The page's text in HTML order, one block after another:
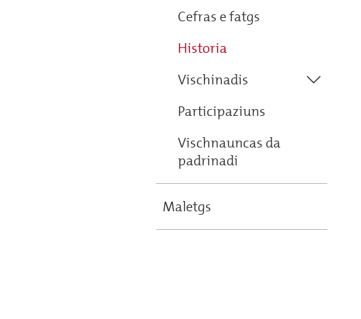
Cefras e fatgs
Historia
Vischinadis
Participaziuns
Vischnauncas da
padrinadi
Maletgs